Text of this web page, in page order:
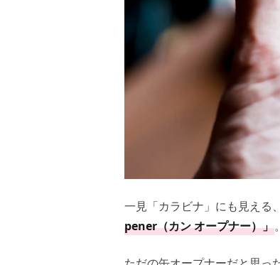
一見「カラビナ」にも見える
pener（カン オープナー）」。